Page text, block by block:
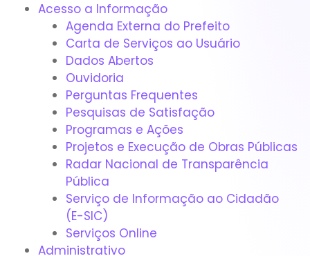
Acesso a Informação
Agenda Externa do Prefeito
Carta de Serviços ao Usuário
Dados Abertos
Ouvidoria
Perguntas Frequentes
Pesquisas de Satisfação
Programas e Ações
Projetos e Execução de Obras Públicas
Radar Nacional de Transparência
Pública
Serviço de Informação ao Cidadão
(E-SIC)
Serviços Online
Administrativo